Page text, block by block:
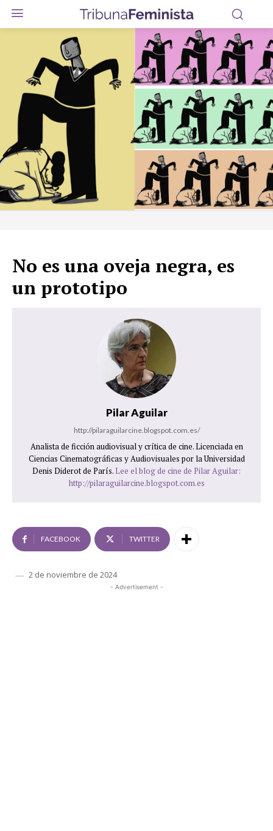
No es una oveja negra, es
un prototipo
Pilar Aguilar
http://pilaraguilarcine.blogspot.com.es/
Analista de ficción audiovisual y crítica de cine. Licenciada en
Ciencias Cinematográficas y Audiovisuales por la Universidad
Denis Diderot de París. Lee el blog de cine de Pilar Aguilar:
http://pilaraguilarcine.blogspot.com.es
FACEBOOK TWITTER
2 de noviembre de 2024
- Advertisement -